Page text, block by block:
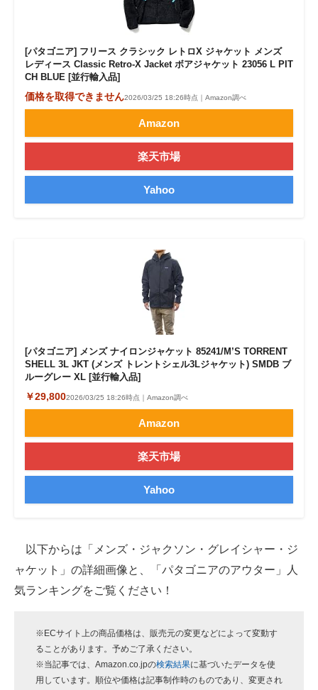
[パタゴニア] フリース クラシック レトロX ジャケット メンズ
レディース Classic Retro-X Jacket ボアジャケット 23056 L PIT
CH BLUE [並行輸入品]
価格を取得できません2026/03/25 18:26時点｜Amazon調べ
Amazon
楽天市場
Yahoo
[パタゴニア] メンズ ナイロンジャケット 85241/M’S TORRENT
SHELL 3L JKT (メンズ トレントシェル3Lジャケット) SMDB ブ
ルーグレー XL [並行輸入品]
￥29,8002026/03/25 18:26時点｜Amazon調べ
Amazon
楽天市場
Yahoo
以下からは「メンズ・ジャクソン・グレイシャー・ジ
ャケット」の詳細画像と、「パタゴニアのアウター」人
気ランキングをご覧ください！
※ECサイト上の商品価格は、販売元の変更などによって変動す
ることがあります。予めご了承ください。
※当記事では、Amazon.co.jpの検索結果に基づいたデータを使
用しています。順位や価格は記事制作時のものであり、変更され